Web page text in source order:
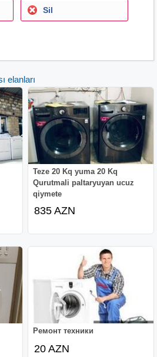
Sil
elanları
Teze 20 Kq yuma 20 Kq
Qurutmali paltaryuyan ucuz
qiymete
835 AZN
Ремонт техники
20 AZN